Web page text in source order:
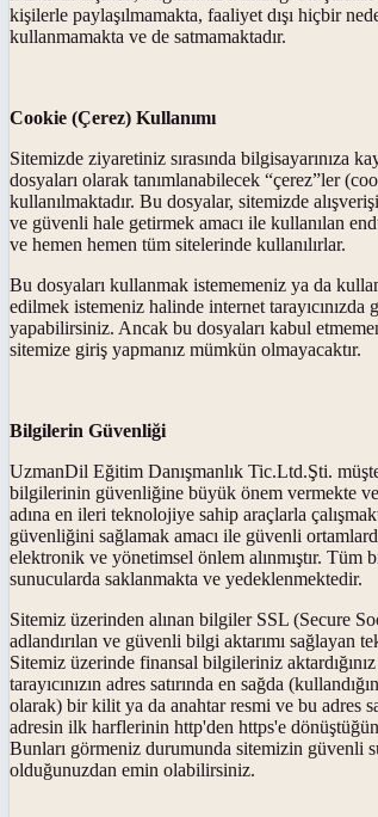
kişilerle paylaşılmamakta, faaliyet dışı hiçbir
kullanmamakta ve de satmamaktadır.
Cookie (Çerez) Kullanımı
Sitemizde ziyaretiniz sırasında bilgisayarınıza
dosyaları olarak tanımlanabilecek “çerez”ler
kullanılmaktadır. Bu dosyalar, sitemizde
ve güvenli hale getirmek amacı ile kullanılan
ve hemen hemen tüm sitelerinde kullanılırlar.
Bu dosyaları kullanmak istememeniz ya da
edilmek istemeniz halinde internet
yapabilirsiniz. Ancak bu dosyaları kabul
sitemize giriş yapmanız mümkün olmayacaktır.
Bilgilerin Güvenliği
UzmanDil Eğitim Danışmanlık Tic.Ltd.Şti.
bilgilerinin güvenliğine büyük önem vermekte
adına en ileri teknolojiye sahip araçlarla
güvenliğini sağlamak amacı ile güvenli
elektronik ve yönetimsel önlem alınmıştır. Tüm
sunucularda saklanmakta ve yedeklenmektedir.
Sitemiz üzerinden alınan bilgiler SSL (Secure
adlandırılan ve güvenli bilgi aktarımı sağlayan
Sitemiz üzerinde finansal bilgileriniz
tarayıcınızın adres satırında en sağda
olarak) bir kilit ya da anahtar resmi ve bu adres
adresin ilk harflerinin http'den https'e
Bunları görmeniz durumunda sitemizin güvenli
olduğunuzdan emin olabilirsiniz.